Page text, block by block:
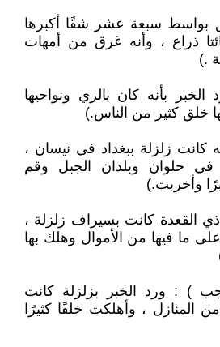
بواسط سبعة عشر شقًا أكبرها
ذراع ، وأنه غرق من أمهات
‏.‏)
بأنه كان بالري ونواحيها
خلق كثير من الناس‏.‏)
كانت زلزلة ببغداد في نيسان ،
حلوان وبلدان الجبل وقم
وأخربت‏.‏)
القعدة كانت بسيراف زلزلة ،
ما فيها من الأموال وهلك بها
) ‏:‏ ورد الخبر بزلزلة كانت
المنازل ، وأهلكت خلقًا كثيرًا